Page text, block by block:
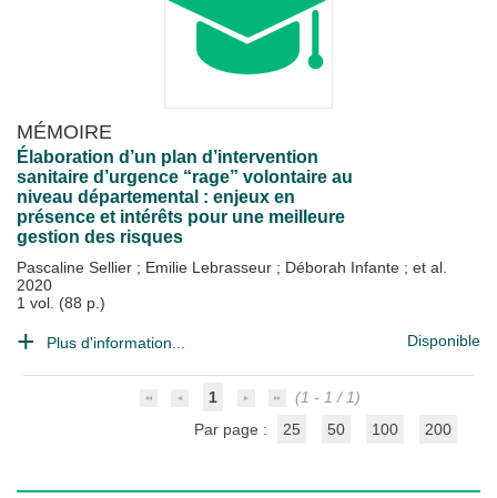
MÉMOIRE
Élaboration d’un plan d’intervention
sanitaire d’urgence “rage” volontaire au
niveau départemental : enjeux en
présence et intérêts pour une meilleure
gestion des risques
Pascaline Sellier ; Emilie Lebrasseur ; Déborah Infante ; et al.
2020
1 vol. (88 p.)
Plus d'information... Disponible
1
(1 - 1 / 1)
Par page :
25 50 100 200